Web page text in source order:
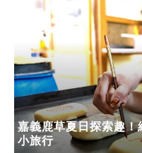
嘉義鹿草夏日探索趣
小旅行